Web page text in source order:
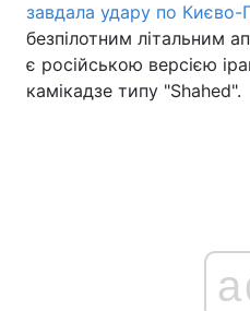
завдала удару по Києво-
безпілотним літальним
є російською версією
камікадзе типу "Shahed".